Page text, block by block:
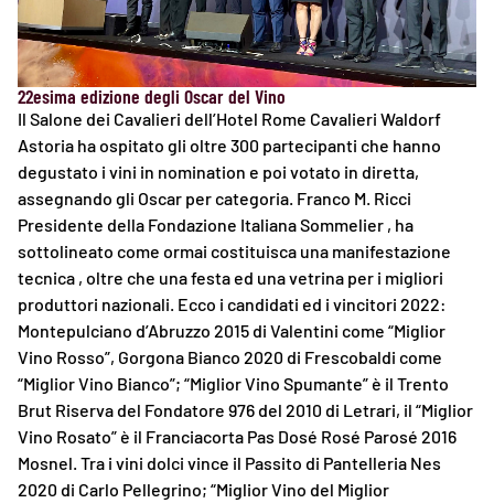
22esima edizione degli Oscar del Vino
Il Salone dei Cavalieri dell’Hotel Rome Cavalieri Waldorf
Astoria ha ospitato gli oltre 300 partecipanti che hanno
degustato i vini in nomination e poi votato in diretta,
assegnando gli Oscar per categoria. Franco M. Ricci
Presidente della Fondazione Italiana Sommelier , ha
sottolineato come ormai costituisca una manifestazione
tecnica , oltre che una festa ed una vetrina per i migliori
produttori nazionali. Ecco i candidati ed i vincitori 2022:
Montepulciano d’Abruzzo 2015 di Valentini come “Miglior
Vino Rosso”, Gorgona Bianco 2020 di Frescobaldi come
“Miglior Vino Bianco”; “Miglior Vino Spumante” è il Trento
Brut Riserva del Fondatore 976 del 2010 di Letrari, il “Miglior
Vino Rosato” è il Franciacorta Pas Dosé Rosé Parosé 2016
Mosnel. Tra i vini dolci vince il Passito di Pantelleria Nes
2020 di Carlo Pellegrino; “Miglior Vino del Miglior